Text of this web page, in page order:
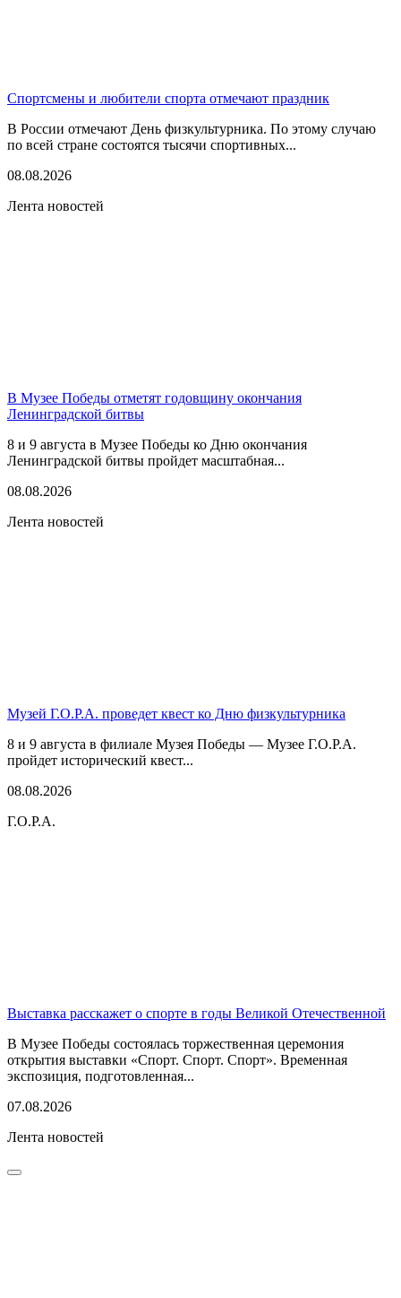
Спортсмены и любители спорта отмечают праздник
В России отмечают День физкультурника. По этому случаю
по всей стране состоятся тысячи спортивных...
08.08.2026
Лента новостей
В Музее Победы отметят годовщину окончания
Ленинградской битвы
8 и 9 августа в Музее Победы ко Дню окончания
Ленинградской битвы пройдет масштабная...
08.08.2026
Лента новостей
Музей Г.О.Р.А. проведет квест ко Дню физкультурника
8 и 9 августа в филиале Музея Победы — Музее Г.О.Р.А.
пройдет исторический квест...
08.08.2026
Г.О.Р.А.
Выставка расскажет о спорте в годы Великой Отечественной
В Музее Победы состоялась торжественная церемония
открытия выставки «Спорт. Спорт. Спорт». Временная
экспозиция, подготовленная...
07.08.2026
Лента новостей